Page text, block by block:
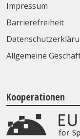
Impressum
Barrierefreiheit
Allgemeine
Kooperationen